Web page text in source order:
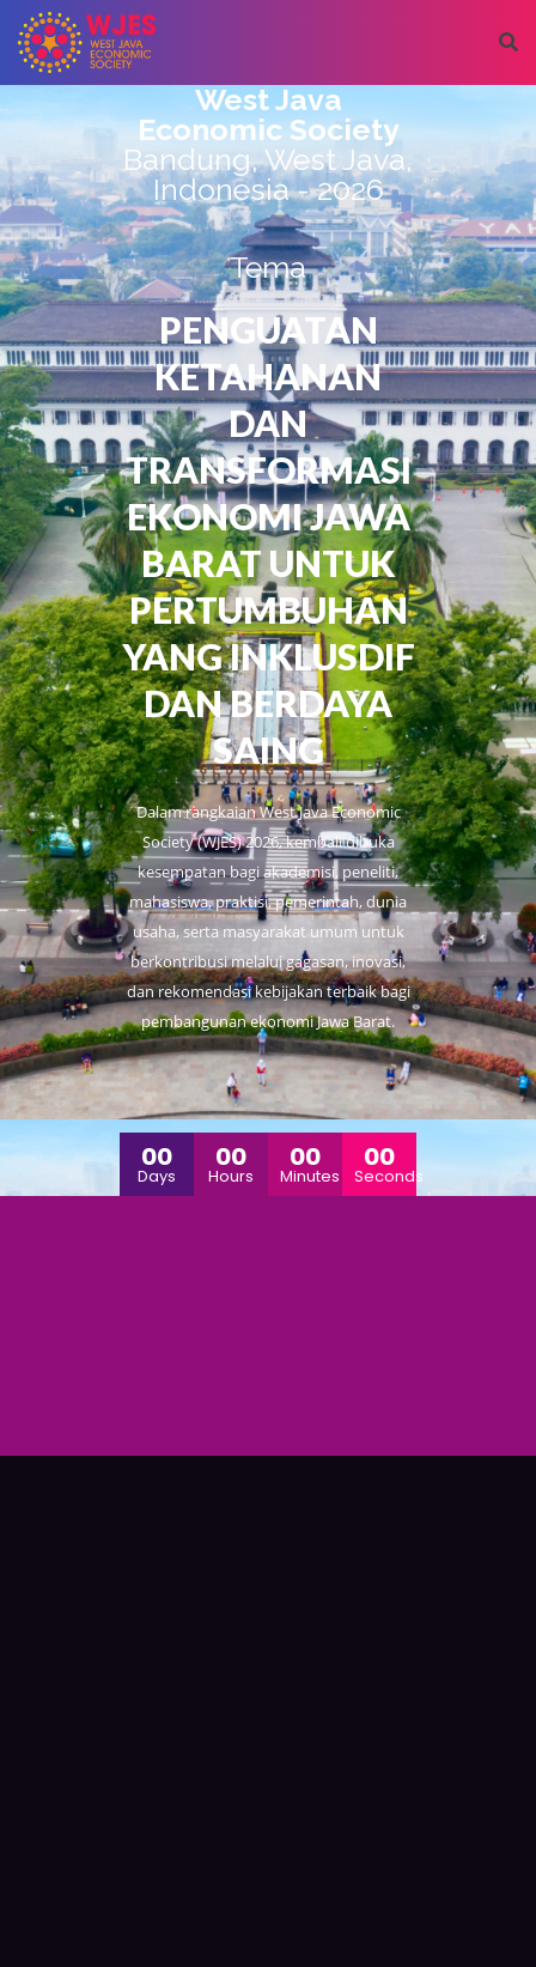
West Java
Economic Society
Bandung, West Java,
Indonesia - 2026
Tema
PENGUATAN
KETAHANAN
DAN
TRANSFORMASI
EKONOMI JAWA
BARAT UNTUK
PERTUMBUHAN
YANG INKLUSDIF
DAN BERDAYA
SAING
Dalam rangkaian West Java Economic
Society (WJES) 2026, kembali dibuka
kesempatan bagi akademisi, peneliti,
mahasiswa, praktisi, pemerintah, dunia
usaha, serta masyarakat umum untuk
berkontribusi melalui gagasan, inovasi,
dan rekomendasi kebijakan terbaik bagi
pembangunan ekonomi Jawa Barat.
00
Days
00
Hours
00
Minutes
00
Seconds